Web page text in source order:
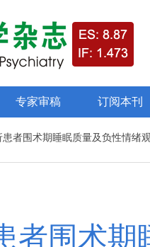
专家审稿 订阅本刊
者围术期睡眠质量及负性情绪
者围术